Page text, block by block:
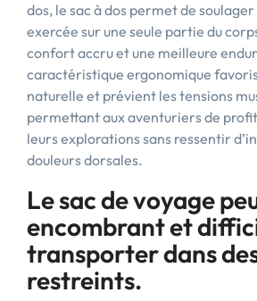
dos, le sac à dos permet de
exercée sur une seule partie du
confort accru et une meilleure
caractéristique ergonomique
naturelle et prévient les tensions
permettant aux aventuriers de
leurs explorations sans ressentir
douleurs dorsales.
Le sac de voyage
encombrant et
transporter dans
restreints.